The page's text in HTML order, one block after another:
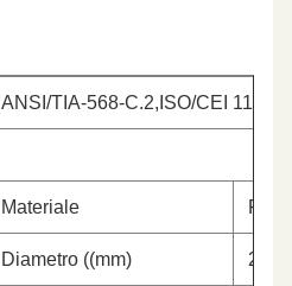
ANSI/TIA-568-C.2,ISO/CEI 11801
Materiale
Diametro ((mm)